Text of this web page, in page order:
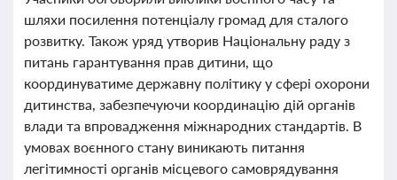
шляхи посилення потенціалу громад для сталого
розвитку. Також уряд утворив Національну раду з
питань гарантування прав дитини, що
координуватиме державну політику у сфері охорони
дитинства, забезпечуючи координацію дій органів
влади та впровадження міжнародних стандартів. В
умовах воєнного стану виникають питання
легітимності органів місцевого самоврядування